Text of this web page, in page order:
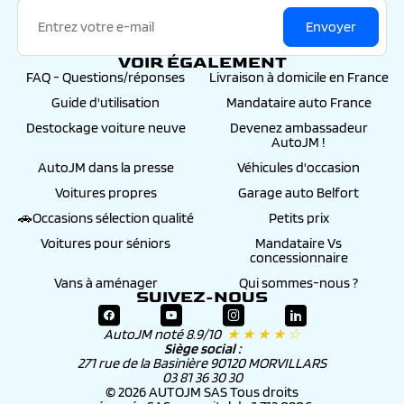
minéralogiques définitives frappées de votre
Gravage des vitres : 99€, Auto JM procédera au
gravage des vitres du véhicule et à son
enregistrement au fichier informatique ARGOS
pour une durée de 6 ans.
Le mandant bénéficiera du remboursement de sa
franchise assurance (à hauteur de 500€) en cas
durant 1 an, renouvelable, ainsi que d’autres
avantages -
détails et conditions sur notre page
>Préparation esthétique céramique : 299€ , Si
l’entretien d’une voiture est essentiel à son bon
fonctionnement, maintenir l’éclat et la haute
brillance de la carrosserie permet avant tout de
-détails et conditions sur notre page
Envoyer
VOIR ÉGALEMENT
FAQ - Questions/réponses
Livraison à domicile en France
Guide d'utilisation
Mandataire auto France
Destockage voiture neuve
Devenez ambassadeur
AutoJM !
AutoJM dans la presse
Véhicules d'occasion
Voitures propres
Garage auto Belfort
🚗Occasions sélection qualité
Petits prix
Voitures pour séniors
Mandataire Vs
concessionnaire
Vans à aménager
Qui sommes-nous ?
SUIVEZ-NOUS
AutoJM noté 8.9/10 ★ ★ ★ ★ ☆
Siège social :
271 rue de la Basinière 90120 MORVILLARS
03 81 36 30 30
© 2026 AUTOJM SAS Tous droits